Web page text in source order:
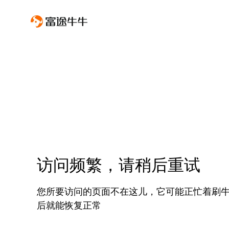
访问频繁，请稍后重试
您所要访问的页面不在这儿，它可能正忙着刷
后就能恢复正常